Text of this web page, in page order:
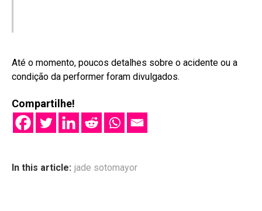
Até o momento, poucos detalhes sobre o acidente ou a
condição da performer foram divulgados.
Compartilhe!
In this article: jade sotomayor